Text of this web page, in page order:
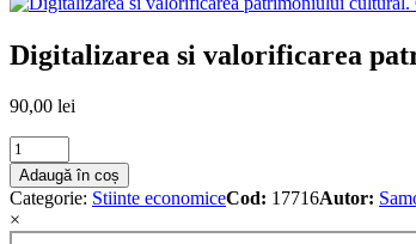
Digitalizarea si valorificarea
90,00 lei
Digitalizarea
si
valorificarea
patrimoniului
cultural.
Adaugă în coș
Categorie: Stiinte economiceCod: 17716Autor:
×